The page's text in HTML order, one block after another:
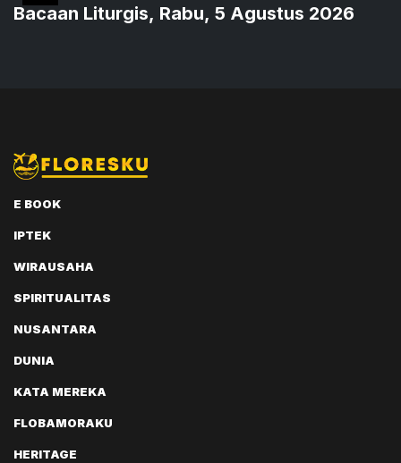
Bacaan Liturgis, Rabu, 5 Agustus 2026
E BOOK
IPTEK
WIRAUSAHA
SPIRITUALITAS
NUSANTARA
DUNIA
KATA MEREKA
FLOBAMORAKU
HERITAGE